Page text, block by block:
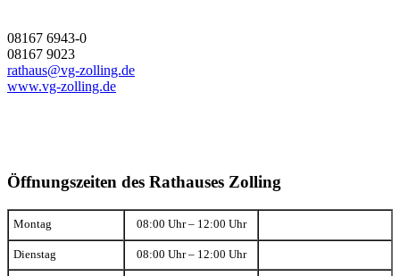
08167 6943-0
08167 9023
rathaus@vg-zolling.de
www.vg-zolling.de
Öffnungszeiten des Rathauses Zolling
Montag 08:00 Uhr – 12:00 Uhr
Dienstag 08:00 Uhr – 12:00 Uhr